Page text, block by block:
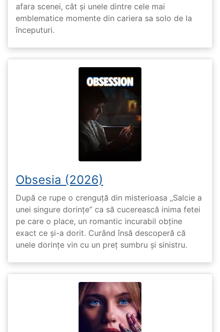
afara scenei, cât și unele dintre cele mai
emblematice momente din cariera sa solo de la
începuturi.
Obsesia (2026)
După ce rupe o crenguță din misterioasa „Salcie a
unei singure dorințe” ca să cucerească inima fetei
pe care o place, un romantic incurabil obține
exact ce și-a dorit. Curând însă descoperă că
unele dorințe vin cu un preț sumbru și sinistru.